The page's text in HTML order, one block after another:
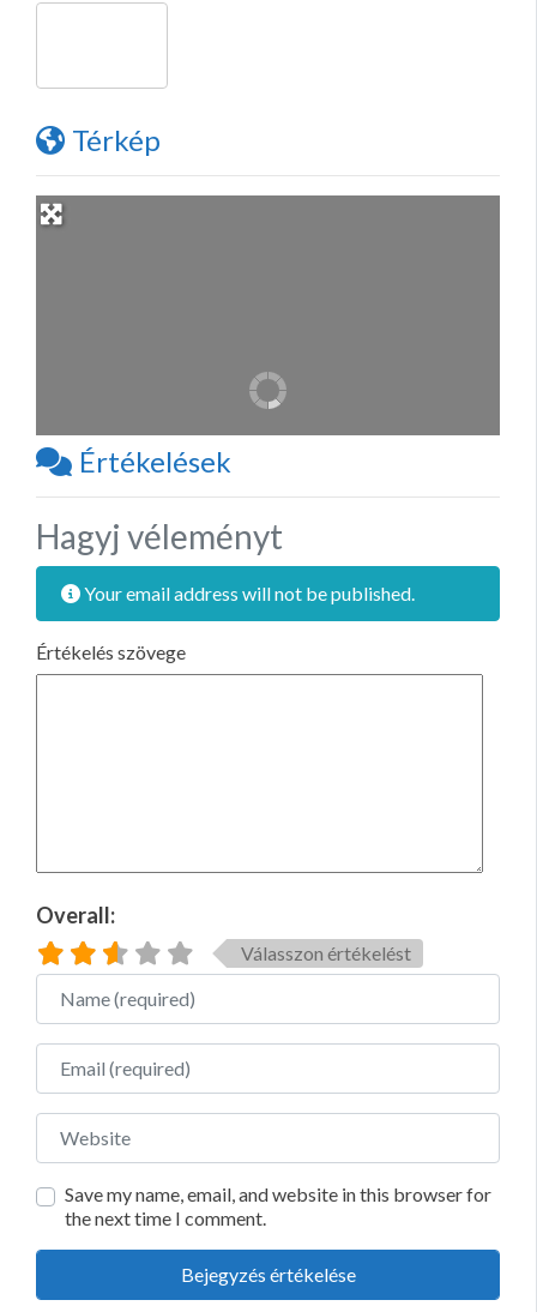
Térkép
Értékelések
Hagyj véleményt
Your email address will not be published.
Értékelés szövege
Overall:
Válasszon értékelést
Name
Email
Website
Save my name, email, and website in this browser for
the next time I comment.